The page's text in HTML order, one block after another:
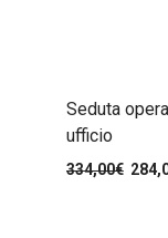
Seduta
ufficio
334,00€